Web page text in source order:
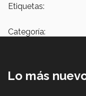
Etiquetas:
Categoría:
Lo más